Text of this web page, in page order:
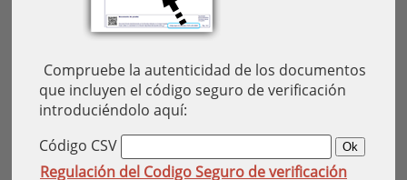
Compruebe la autenticidad de los documentos
que incluyen el código seguro de verificación
introduciéndolo aquí:
Código CSV
Regulación del Codigo Seguro de verificación